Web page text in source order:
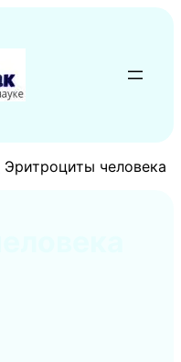
Эритроциты человека